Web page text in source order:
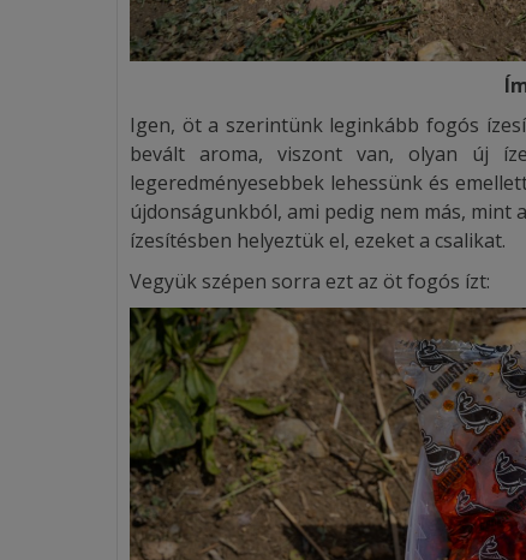
Igen, öt a szerintünk leginkább fogós
bevált aroma, viszont van, olyan új
legeredményesebbek lehessünk és
újdonságunkból, ami pedig nem más, mint
ízesítésben helyeztük el, ezeket a csalikat.
Vegyük szépen sorra ezt az öt fogós ízt: